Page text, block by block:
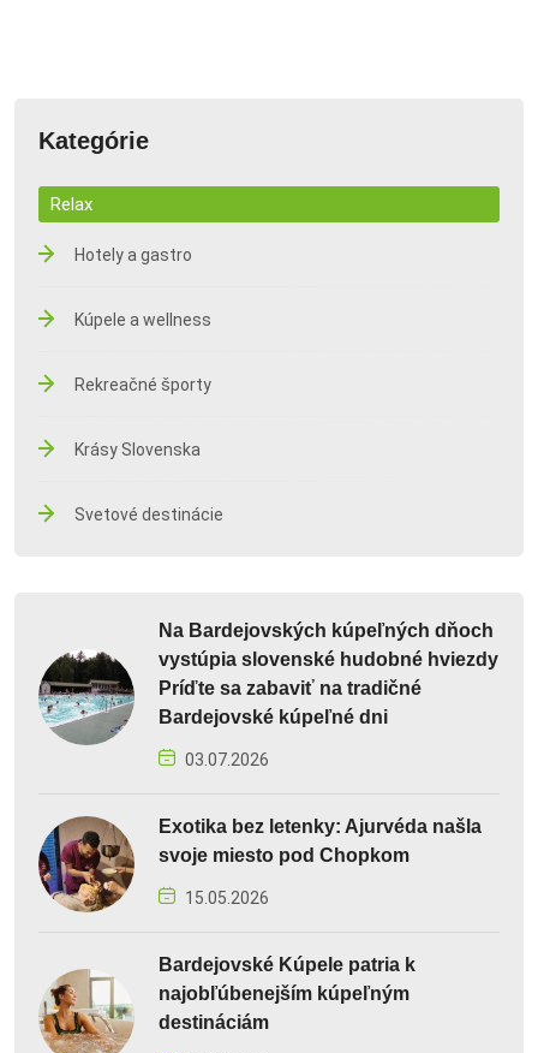
Kategórie
Relax
Hotely a gastro
Kúpele a wellness
Rekreačné športy
Krásy Slovenska
Svetové destinácie
Na Bardejovských kúpeľných dňoch
vystúpia slovenské hudobné hviezdy
Príďte sa zabaviť na tradičné
Bardejovské kúpeľné dni
03.07.2026
Exotika bez letenky: Ajurvéda našla
svoje miesto pod Chopkom
15.05.2026
Bardejovské Kúpele patria k
najobľúbenejším kúpeľným
destináciám